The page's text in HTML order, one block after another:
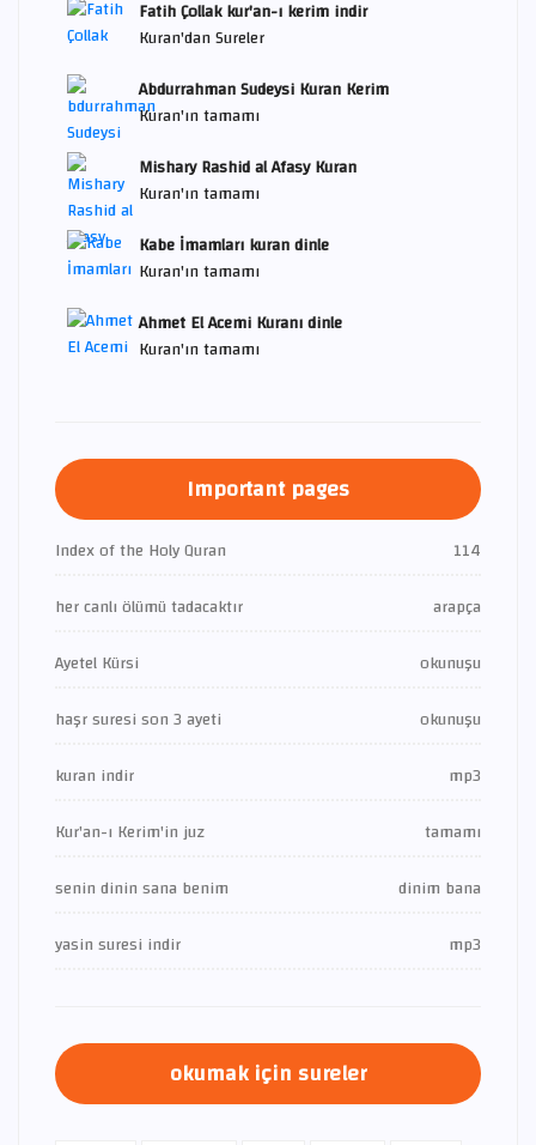
Fatih Çollak kur'an-ı kerim indir
Kuran'dan Sureler
Abdurrahman Sudeysi Kuran Kerim
Kuran'ın tamamı
Mishary Rashid al Afasy Kuran
Kuran'ın tamamı
Kabe İmamları kuran dinle
Kuran'ın tamamı
Ahmet El Acemi Kuranı dinle
Kuran'ın tamamı
Important pages
Index of the Holy Quran
114
her canlı ölümü tadacaktır
arapça
Ayetel Kürsi
okunuşu
haşr suresi son 3 ayeti
okunuşu
kuran indir
mp3
Kur'an-ı Kerim'in juz
tamamı
senin dinin sana benim
dinim bana
yasin suresi indir
mp3
okumak için sureler